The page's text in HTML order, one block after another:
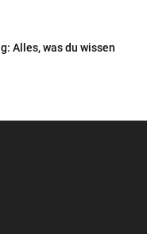
Alles, was du wissen